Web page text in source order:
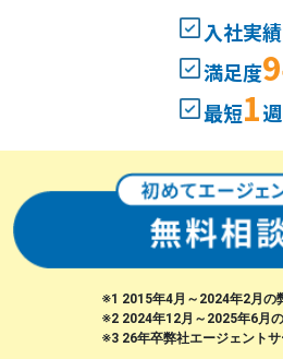
入社実績
満足度
最短1
※1 2015年4月～2024年2月の
※2 2024年12月～2025年6月
※3 26年卒弊社エージェント